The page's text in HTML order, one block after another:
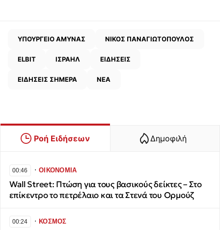
ΥΠΟΥΡΓΕΙΟ ΑΜΥΝΑΣ ΝΙΚΟΣ ΠΑΝΑΓΙΩΤΟΠΟΥΛΟΣ
ELBIT ΙΣΡΑΗΛ ΕΙΔΗΣΕΙΣ
ΕΙΔΗΣΕΙΣ ΣΗΜΕΡΑ ΝΕΑ
Ροή Ειδήσεων Δημοφιλή
00:46 ∙ΟΙΚΟΝΟΜΙΑ
Wall Street: Πτώση για τους βασικούς δείκτες – Στο
επίκεντρο το πετρέλαιο και τα Στενά του Ορμούζ
00:24 ∙ΚΟΣΜΟΣ